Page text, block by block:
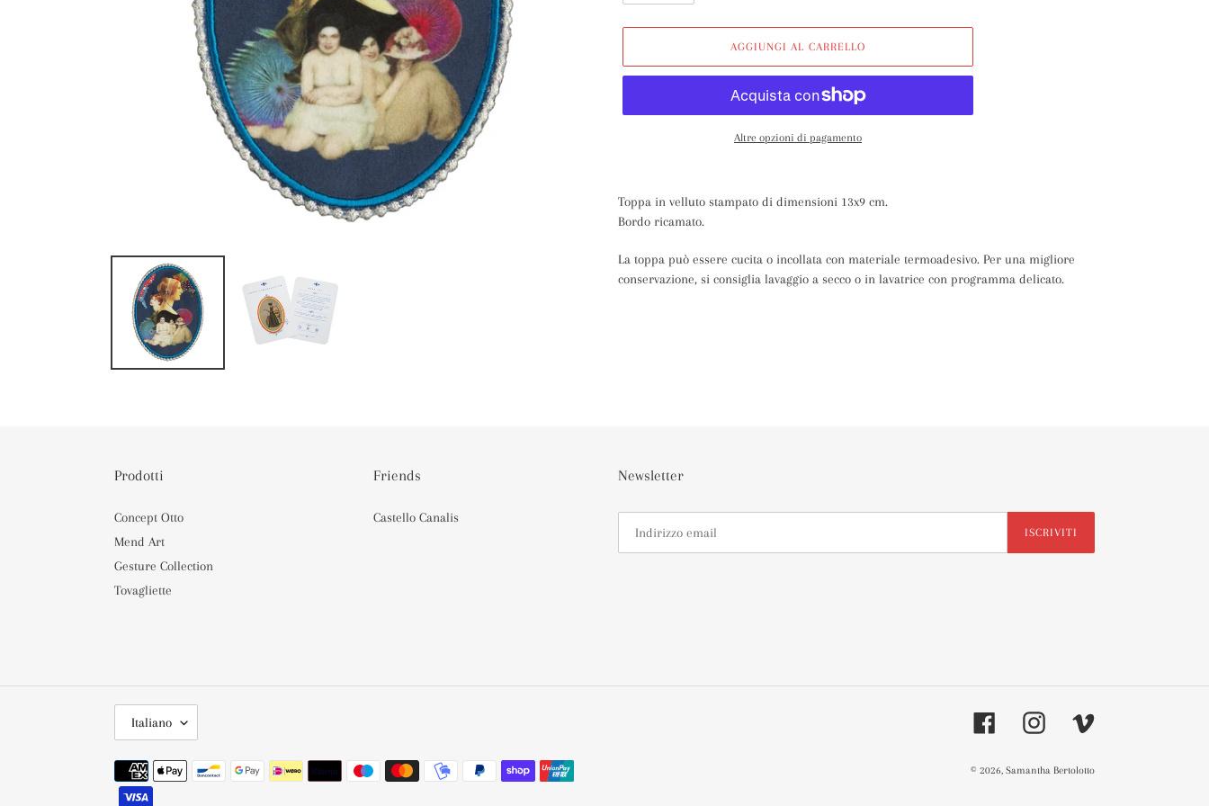
AGGIUNGI AL CARRELLO
Altre opzioni di pagamento
del
prodotto
carrello
Toppa in velluto stampato di dimensioni 13x9 cm.
Bordo ricamato.
La toppa può essere cucita o incollata con materiale termoadesivo. Per una migliore
conservazione, si consiglia lavaggio a secco o in lavatrice con programma delicato.
Prodotti
Concept Otto
Mend Art
Gesture Collection
Tovagliette
Friends
Castello Canalis
Newsletter
ISCRIVITI
I
N
G
U
Italiano FacebookInstagramVimeo
Metodi
di
© 2026, Samantha Bertolotto